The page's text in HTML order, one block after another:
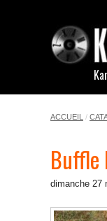
ACCUEIL /
Buffle
dimanche 27